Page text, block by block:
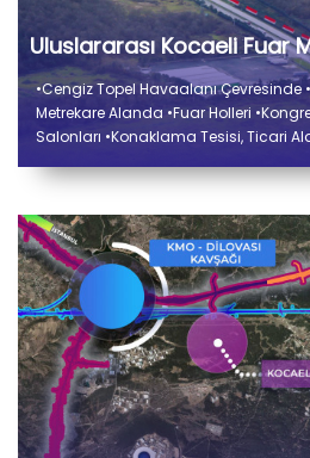
Uluslararası Kocaeli Fuar
•Cengiz Topel Havaalanı Çevresinde
Metrekare Alanda •Fuar Holleri
Salonları •Konaklama Tesisi, Ticari